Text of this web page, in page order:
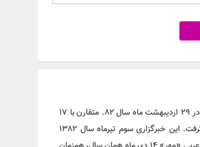
خبرگزاری مهر (MNA) از هجدهم اسفندماه سال ۸۱ فعالیت آزمایشی خود را آغاز کرده و پس از آن در ۲۹ اردیبهشت ماه سال ۸۲. متقارن با ۱۷
ربیع‌الاول، سالروز ولادت رسول گرامی اسلام (ص) به صورت آزمایشی بر روی شبکه اینترنت قرار گرفت. این خبرگزاری سوم تیرماه سال ۱۳۸۲